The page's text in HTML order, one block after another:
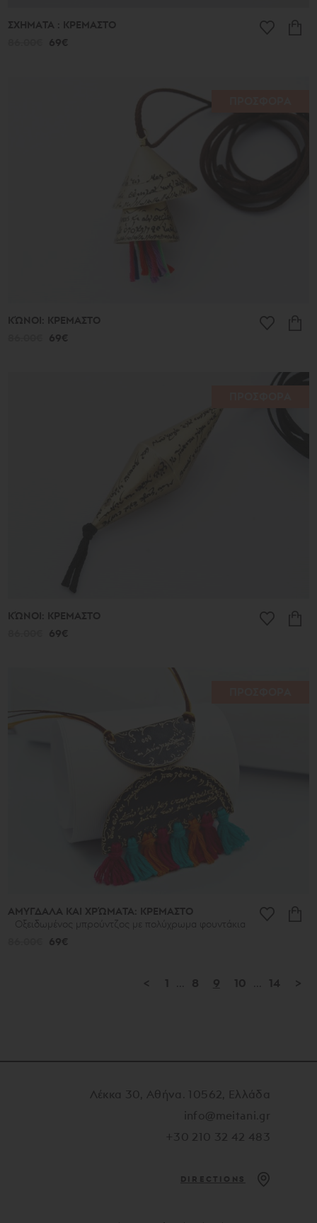
ΣΧΗΜΑΤΑ : ΚΡΕΜΑΣΤΟ
69€
ΚΏΝΟΙ: ΚΡΕΜΑΣΤΟ
69€
ΚΏΝΟΙ: ΚΡΕΜΑΣΤΟ
69€
ΑΜΥΓΔΑΛΑ ΚΑΙ ΧΡΏΜΑΤΑ: ΚΡΕΜΑΣΤΟ
Οξειδωμένος μπρούντζος με πολύχρωμα φουντάκια
69€
< 1 8 9 10 14 >
Λέκκα 30, Αθήνα. 10562, Ελλάδα
info@meitani.gr
+30 210 32 42 483
DIRECTIONS